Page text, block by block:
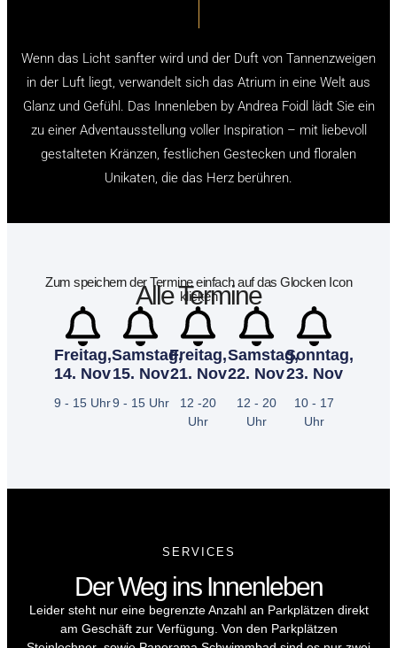
Wenn das Licht sanfter wird und der Duft von Tannenzweigen
in der Luft liegt, verwandelt sich das Atrium in eine Welt aus
Glanz und Gefühl. Das Innenleben by Andrea Foidl lädt Sie ein
zu einer Adventausstellung voller Inspiration – mit liebevoll
gestalteten Kränzen, festlichen Gestecken und floralen
Unikaten, die das Herz berühren.
Alle Termine
Zum speichern der Termine einfach auf das Glocken Icon
klicken
Freitag,
14. Nov
9 - 15 Uhr
Samstag,
15. Nov
9 - 15 Uhr
Freitag,
21. Nov
12 -20
Uhr
Samstag,
22. Nov
12 - 20
Uhr
Sonntag,
23. Nov
10 - 17
Uhr
SERVICES
Der Weg ins Innenleben
Leider steht nur eine begrenzte Anzahl an Parkplätzen direkt
am Geschäft zur Verfügung. Von den Parkplätzen